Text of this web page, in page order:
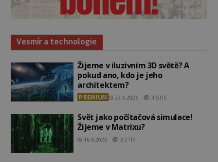
Vesmír a technologie
Žijeme v iluzivním 3D světě? A
pokud ano, kdo je jeho
architektem?
PREMIUM 23.6.2026 3.5TIS
Svět jako počítačová simulace!
Žijeme v Matrixu?
16.6.2026 3.2TIS